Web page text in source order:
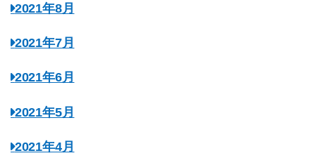
2021年8月
2021年7月
2021年6月
2021年5月
2021年4月